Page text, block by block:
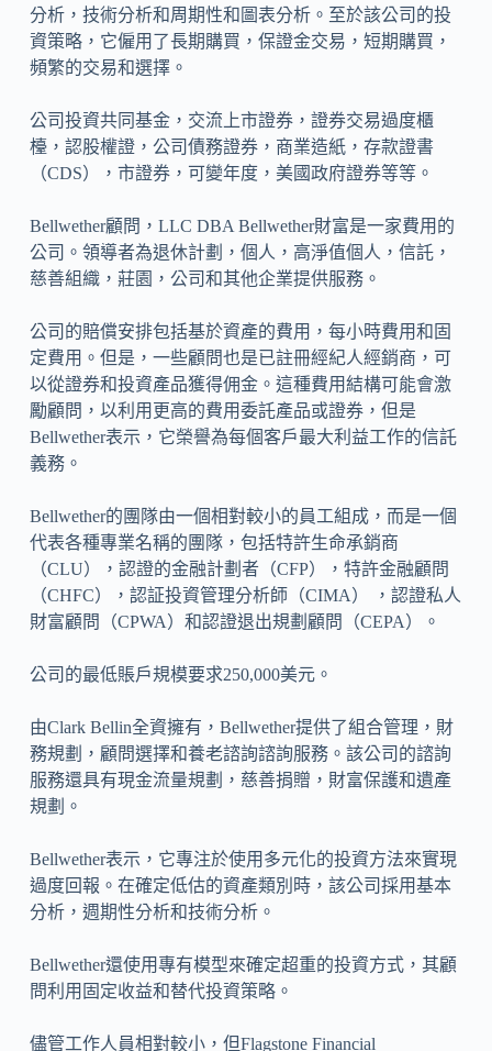
分析，技術分析和周期性和圖表分析。至於該公司的投
資策略，它僱用了長期購買，保證金交易，短期購買，
頻繁的交易和選擇。
公司投資共同基金，交流上市證券，證券交易過度櫃
檯，認股權證，公司債務證券，商業造紙，存款證書
（CDS），市證券，可變年度，美國政府證券等等。
Bellwether顧問，LLC DBA Bellwether財富是一家費用的
公司。領導者為退休計劃，個人，高淨值個人，信託，
慈善組織，莊園，公司和其他企業提供服務。
公司的賠償安排包括基於資產的費用，每小時費用和固
定費用。但是，一些顧問也是已註冊經紀人經銷商，可
以從證券和投資產品獲得佣金。這種費用結構可能會激
勵顧問，以利用更高的費用委託產品或證券，但是
Bellwether表示，它榮譽為每個客戶最大利益工作的信託
義務。
Bellwether的團隊由一個相對較小的員工組成，而是一個
代表各種專業名稱的團隊，包括特許生命承銷商
（CLU），認證的金融計劃者（CFP），特許金融顧問
（CHFC），認証投資管理分析師（CIMA） ，認證私人
財富顧問（CPWA）和認證退出規劃顧問（CEPA）。
公司的最低賬戶規模要求250,000美元。
由Clark Bellin全資擁有，Bellwether提供了組合管理，財
務規劃，顧問選擇和養老諮詢諮詢服務。該公司的諮詢
服務還具有現金流量規劃，慈善捐贈，財富保護和遺產
規劃。
Bellwether表示，它專注於使用多元化的投資方法來實現
過度回報。在確定低估的資產類別時，該公司採用基本
分析，週期性分析和技術分析。
Bellwether還使用專有模型來確定超重的投資方式，其顧
問利用固定收益和替代投資策略。
儘管工作人員相對較小，但Flagstone Financial